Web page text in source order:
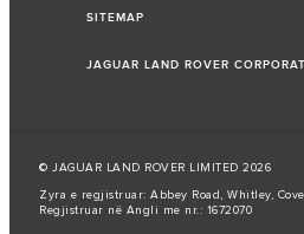
SITEMAP
JAGUAR LAND ROVER
© JAGUAR LAND ROVER LIMITED 2026
Zyra e regjistruar: Abbey Road, Whitley,
Regjistruar në Angli me nr.: 1672070